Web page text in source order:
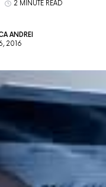
2 MINUTE READ
ANDREI
2016